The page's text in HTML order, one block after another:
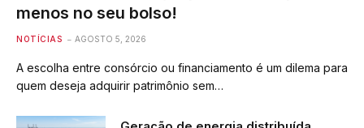
menos no seu bolso!
NOTÍCIAS AGOSTO 5, 2026
A escolha entre consórcio ou financiamento é um dilema para
quem deseja adquirir patrimônio sem…